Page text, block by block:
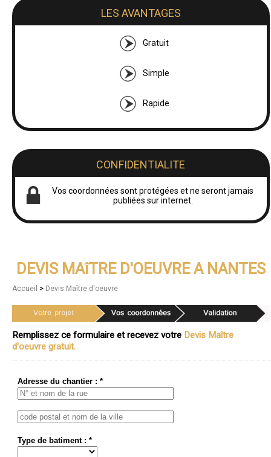
LES AVANTAGES
Gratuit
Simple
Rapide
CONFIDENTIALITE
Vos coordonnées sont protégées et ne seront jamais
publiées sur internet.
DEVIS MAîTRE D'OEUVRE A NANTES
Accueil > Devis Maître d'oeuvre
Remplissez ce formulaire et recevez votre Devis Maître
d'oeuvre gratuit.
Adresse du chantier : *
Type de batiment : *